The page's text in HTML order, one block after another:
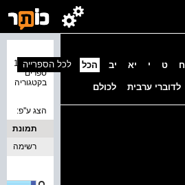
ח ט י יא יב הכל
לדוברי ערבית לכולם
נמצאו 12
ספרים
בקטגוריה
לכל הספרייה
הצג ע''פ:
תמונת
כריכה
רשימה